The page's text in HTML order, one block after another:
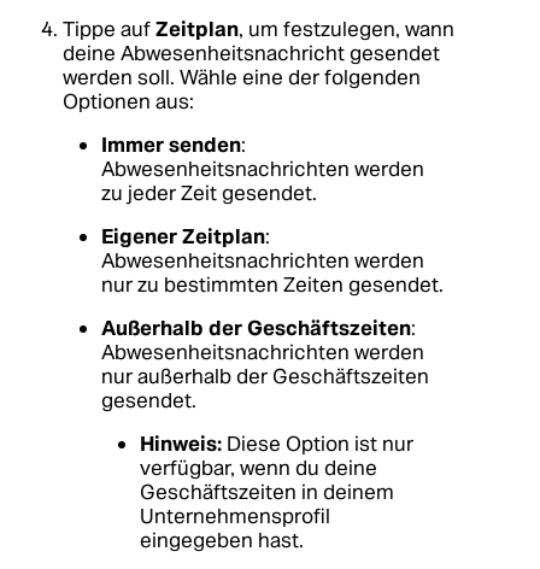
Tippe aufZeitplan, um festzulegen, wann
deine Abwesenheitsnachricht gesendet
werden soll. Wähle eine der folgenden
Optionen aus:
Immer senden:
Abwesenheitsnachrichten werden
zu jeder Zeit gesendet.
Eigener Zeitplan:
Abwesenheitsnachrichten werden
nur zu bestimmten Zeiten gesendet.
Außerhalb der Geschäftszeiten:
Abwesenheitsnachrichten werden
nur außerhalb der Geschäftszeiten
gesendet.
Hinweis: Diese Option ist nur
verfügbar, wenn du deine
Geschäftszeiten in deinem
Unternehmensprofil
eingegeben hast.